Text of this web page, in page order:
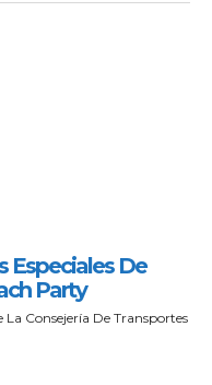
Especiales De
Party
Consejería De Transportes